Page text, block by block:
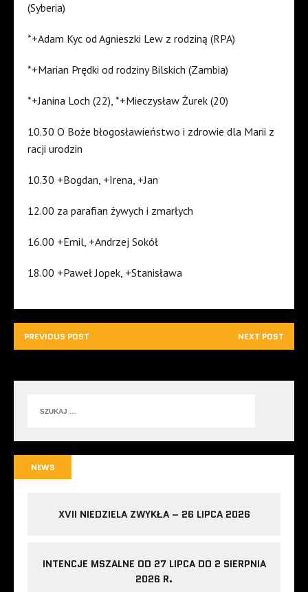
(Syberia)
*+Adam Kyc od Agnieszki Lew z rodziną (RPA)
*+Marian Prędki od rodziny Bilskich (Zambia)
*+Janina Loch (22), *+Mieczysław Żurek (20)
10.30 O Boże błogosławieństwo i zdrowie dla Marii z
racji urodzin
10.30 +Bogdan, +Irena, +Jan
12.00 za parafian żywych i zmarłych
16.00 +Emil, +Andrzej Sokół
18.00 +Paweł Jopek, +Stanisława
PREVIOUS POST NEXT POST
NEWS
XVII NIEDZIELA ZWYKŁA – 26 LIPCA 2026
INTENCJE MSZALNE OD 27 LIPCA DO 2 SIERPNIA
2026 R.